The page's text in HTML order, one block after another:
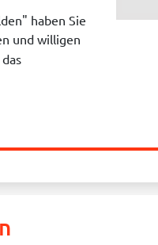
haben Sie
und willigen